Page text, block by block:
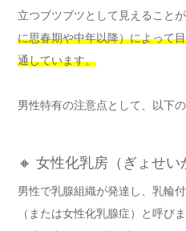
立つブツブツとして見えることが
に思春期や中年以降）によって
通しています。
男性特有の注意点として、以下
🔸 女性化乳房（ぎょせい
男性で乳腺組織が発達し、乳輪
（または女性化乳腺症）と呼び